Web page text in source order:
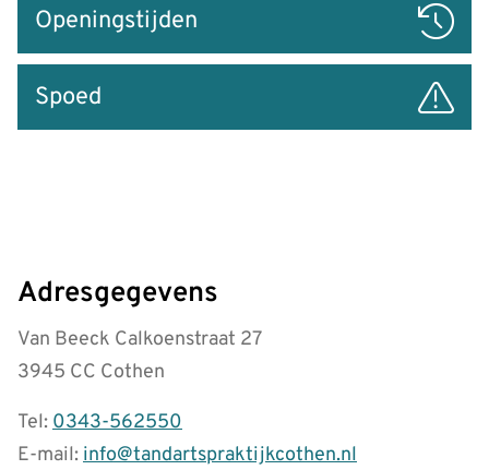
Openingstijden
Spoed
Adresgegevens
Van Beeck Calkoenstraat 27
3945 CC Cothen
Tel:0343-562550
E-mail:info@tandartspraktijkcothen.nl